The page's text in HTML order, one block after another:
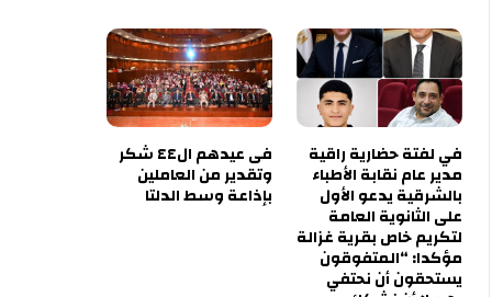
في لفتة حضارية راقية
مدير عام نقابة الأطباء
بالشرقية يدعو الأول
على الثانوية العامة
لتكريم خاص بقرية غزالة
مؤكدا: “المتفوقون
يستحقون أن نحتفي
فى عيدهم ال٤٤ شكر
وتقدير من العاملين
بإذاعة وسط الدلتا